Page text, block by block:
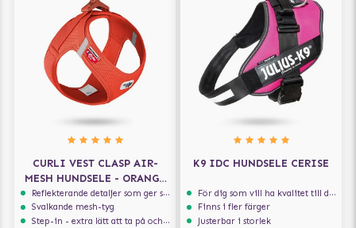
CURLI VEST CLASP AIR-
MESH HUNDSELE - ORANGE
SUN
Reflekterande detaljer som ger synlighet i svagt ljus
Svalkande mesh-tyg
Step-in - extra lätt att ta på och av
K9 IDC HUNDSELE CERISE
För dig som vill ha kvalitet till din hund!
Finns i fler färger
Justerbar i storlek